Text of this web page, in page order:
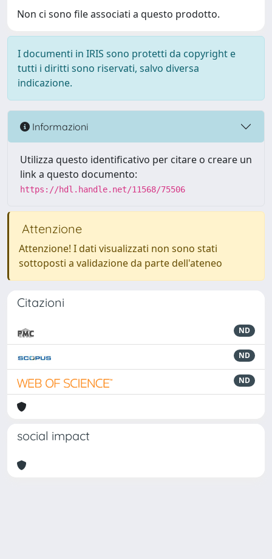
Non ci sono file associati a questo prodotto.
I documenti in IRIS sono protetti da copyright e
tutti i diritti sono riservati, salvo diversa
indicazione.
Informazioni
Utilizza questo identificativo per citare o creare un
link a questo documento:
https://hdl.handle.net/11568/75506
Attenzione
Attenzione! I dati visualizzati non sono stati
sottoposti a validazione da parte dell'ateneo
Citazioni
ND
ND
ND
social impact